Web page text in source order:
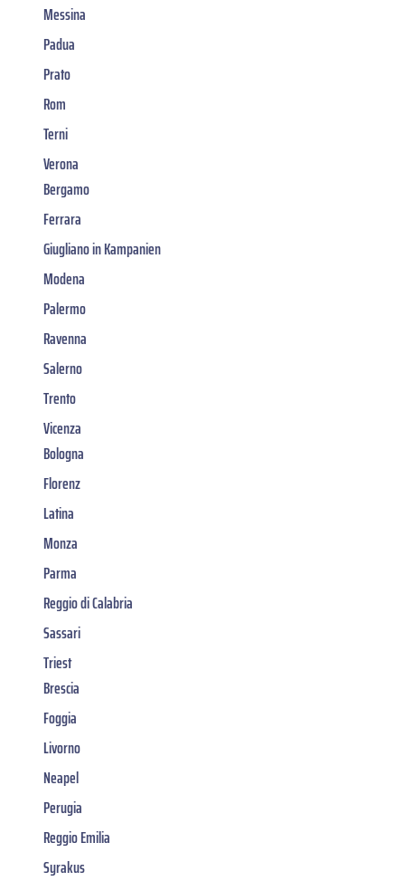
Messina
Padua
Prato
Rom
Terni
Verona
Bergamo
Ferrara
Giugliano in Kampanien
Modena
Palermo
Ravenna
Salerno
Trento
Vicenza
Bologna
Florenz
Latina
Monza
Parma
Reggio di Calabria
Sassari
Triest
Brescia
Foggia
Livorno
Neapel
Perugia
Reggio Emilia
Syrakus